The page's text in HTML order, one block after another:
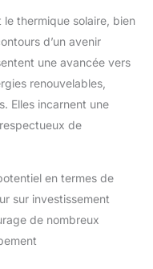
traitements d’eau
une mise en service
et manuel
jusqu’à 20 m³ :
pour les bassins hors-
efficace et
énergétique.
thermique solaire, bien
d’un avenir
une avancée vers
renouvelables,
Elles incarnent une
de
en termes de
sur investissement
de nombreux